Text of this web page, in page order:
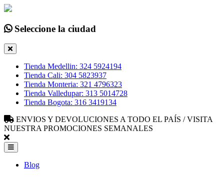
Seleccione la ciudad
Tienda Medellin: 324 5924194
Tienda Cali: 304 5823937
Tienda Monteria: 321 4796323
Tienda Valledupar: 313 5014728
Tienda Bogota: 316 3419134
ENVIOS Y DEVOLUCIONES A TODO EL PAÍS / VISITA
NUESTRA PROMOCIONES SEMANALES
Blog